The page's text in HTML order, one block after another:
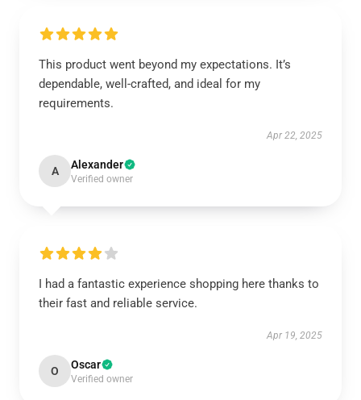
This product went beyond my expectations. It’s
dependable, well-crafted, and ideal for my
requirements.
Apr 22, 2025
A Alexander
Verified owner
I had a fantastic experience shopping here thanks to
their fast and reliable service.
Apr 19, 2025
O Oscar
Verified owner